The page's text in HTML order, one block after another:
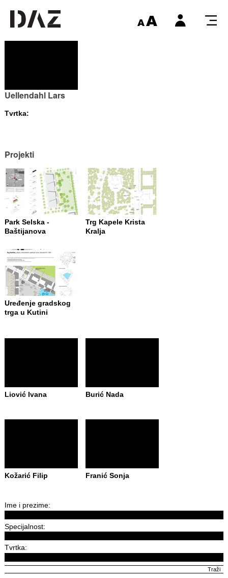
Uellendahl Lars
Tvrtka:
Projekti
Park Selska -
Baštijanova
Trg Kapele Krista
Kralja
Uređenje gradskog
trga u Kutini
Liović Ivana Burić Nada
Kožarić Filip Franić Sonja
Ime i prezime:
Specijalnost:
Tvrtka: